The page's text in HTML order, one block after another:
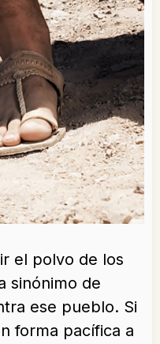
el polvo de los
sinónimo de
ese pueblo. Si
forma pacífica a